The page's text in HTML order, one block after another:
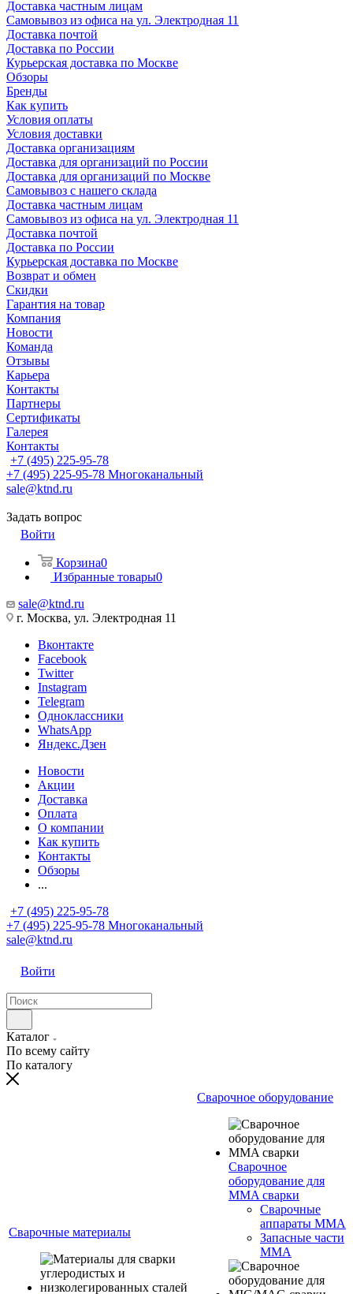
Доставка частным лицам
Самовывоз из офиса на ул. Электродная 11
Доставка почтой
Доставка по России
Курьерская доставка по Москве
Обзоры
Бренды
Как купить
Условия оплаты
Условия доставки
Доставка организациям
Доставка для организаций по России
Доставка для организаций по Москве
Самовывоз с нашего склада
Доставка частным лицам
Самовывоз из офиса на ул. Электродная 11
Доставка почтой
Доставка по России
Курьерская доставка по Москве
Возврат и обмен
Скидки
Гарантия на товар
Компания
Новости
Команда
Отзывы
Карьера
Контакты
Партнеры
Сертификаты
Галерея
Контакты
+7 (495) 225-95-78
+7 (495) 225-95-78 Многоканальный
sale@ktnd.ru
Задать вопрос
Войти
Корзина0
Избранные товары0
sale@ktnd.ru
г. Москва, ул. Электродная 11
Вконтакте
Facebook
Twitter
Instagram
Telegram
Одноклассники
WhatsApp
Яндекс.Дзен
Новости
Акции
Доставка
Оплата
О компании
Как купить
Контакты
Обзоры
...
+7 (495) 225-95-78
+7 (495) 225-95-78 Многоканальный
sale@ktnd.ru
Войти
Каталог
По всему сайту
По каталогу
Сварочные материалы
Сварочное оборудование
Сварочное
оборудование для
MMA сварки
Сварочные
аппараты MMA
Запасные части
MMA